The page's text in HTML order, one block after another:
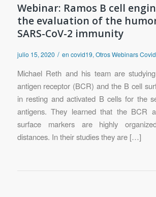
Webinar: Ramos B cell
the evaluation of the
SARS-CoV-2 immunity
julio 15, 2020 / en covid19, Otros Webinars
Michael Reth and his team are
antigen receptor (BCR) and the B cell
in resting and activated B cells for the
antigens. They learned that the BCR
surface markers are highly
distances. In their studies they are […]